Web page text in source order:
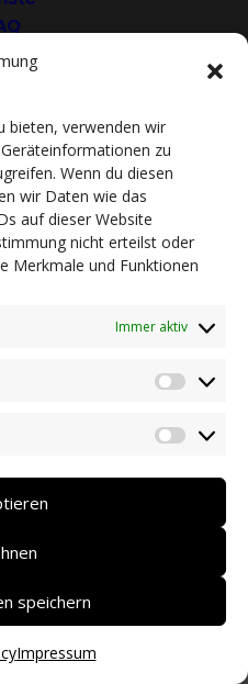
bieten, verwenden wir
zu
Wenn du diesen
wir Daten wie das
auf dieser Website
nicht erteilst oder
Merkmale und Funktionen
Immer aktiv
speichern
Impressum
werden
aktuelle Informationen
unserer Mitglieder
Partner